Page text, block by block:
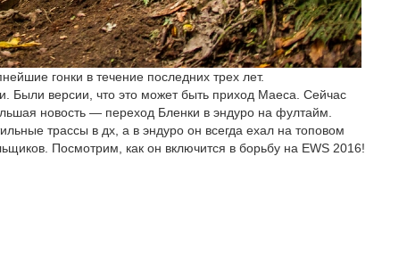
гонки в течение последних трех лет.
Были версии, что это может быть приход Маеса. Сейчас
новость — переход Бленки в эндуро на фултайм.
трассы в дх, а в эндуро он всегда ехал на топовом
Посмотрим, как он включится в борьбу на EWS 2016!